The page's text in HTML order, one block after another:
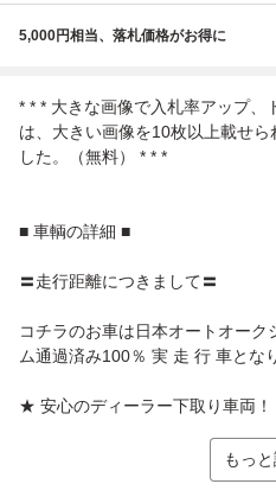
5,000円相当、落札価格がお得に
* * * 大きな画像で入札率アップ、
は、大きい画像を10枚以上載せ
した。（無料） * * *
■ 車輌の詳細 ■
〓走行距離につきまして〓
コチラのお車は日本オートオー
ム通過済み100％ 実 走 行 車とな
★ 安心のディーラー下取り車両！
もっ